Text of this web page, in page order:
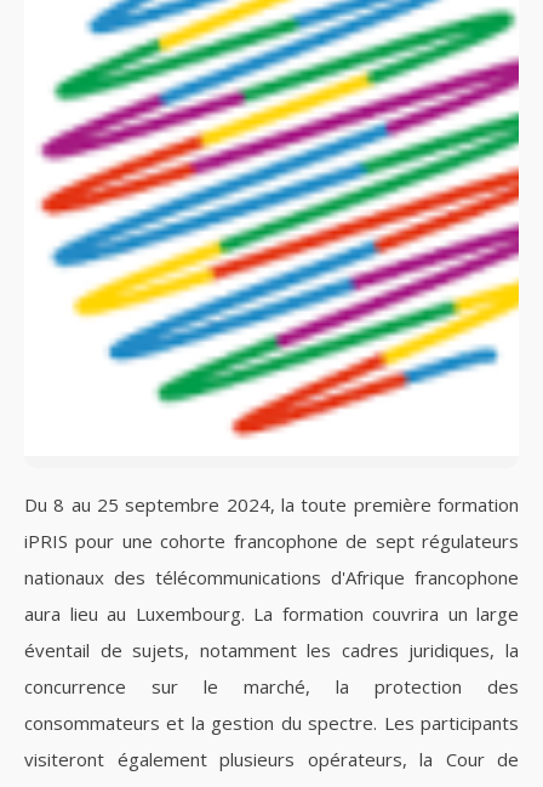
Du 8 au 25 septembre 2024, la toute première formation
iPRIS pour une cohorte francophone de sept régulateurs
nationaux des télécommunications d'Afrique francophone
aura lieu au Luxembourg. La formation couvrira un large
éventail de sujets, notamment les cadres juridiques, la
concurrence sur le marché, la protection des
consommateurs et la gestion du spectre. Les participants
visiteront également plusieurs opérateurs, la Cour de